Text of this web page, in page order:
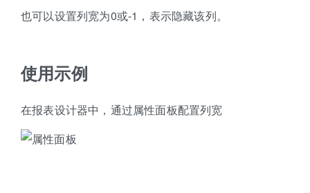
也可以设置列宽为0或-1，表示隐藏该列。
使用示例
在报表设计器中，通过属性面板配置列宽